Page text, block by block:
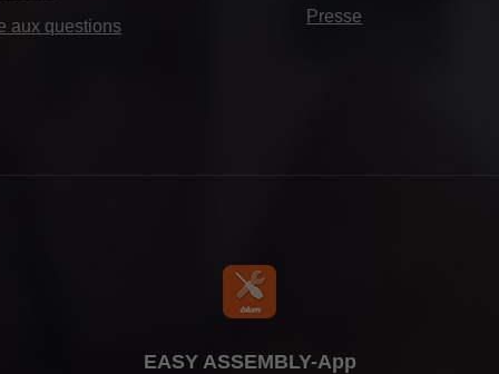
aux questions
Presse
EASY ASSEMBLY-App